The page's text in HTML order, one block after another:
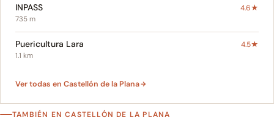
INPASS 4.6★
735 m
Puericultura Lara 4.5★
1.1 km
Ver todas en Castellón de la Plana
TAMBIÉN EN CASTELLÓN DE LA PLANA